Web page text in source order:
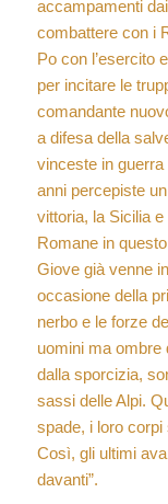
accampamenti
combattere con i
Po con l’esercito
per incitare le
comandante
a difesa della
vinceste in
anni percepiste
vittoria, la Sicilia
Romane in
Giove già venne
occasione della
nerbo e le forze
uomini ma ombre
dalla sporcizia,
sassi delle Alpi.
spade, i loro
Così, gli ultimi
davanti”.